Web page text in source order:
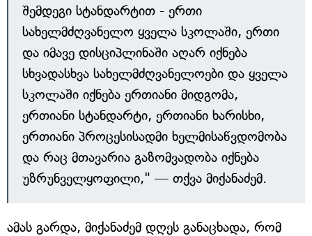
შემდეგი სტანდარტით - ერთი
სახელმძღვანელო ყველა სკოლაში, ერთი
და იმავე დისციპლინაში აღარ იქნება
სხვადასხვა სახელმძღვანელოები და ყველა
სკოლაში იქნება ერთიანი მიდგომა,
ერთიანი სტანდარტი, ერთიანი ხარისხი,
ერთიანი პროცესისადმი ხელმისაწვდომობა
და რაც მთავარია გაზომვადობა იქნება
უზრუნველყოფილი," — თქვა მიქანაძემ.
ამას გარდა, მიქანაძემ დღეს განაცხადა, რომ